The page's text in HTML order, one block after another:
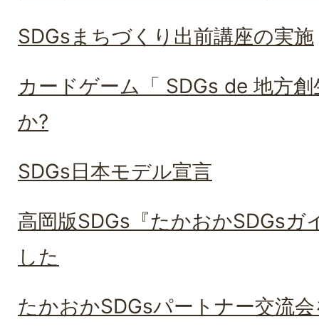
SDGsまちづくり出前講座の実施
カードゲーム「 SDGs de 地方
か?
SDGs日本モデル宣言
高岡版SDGs『たかおかSDGsガ
した
たかおかSDGsパートナー交流